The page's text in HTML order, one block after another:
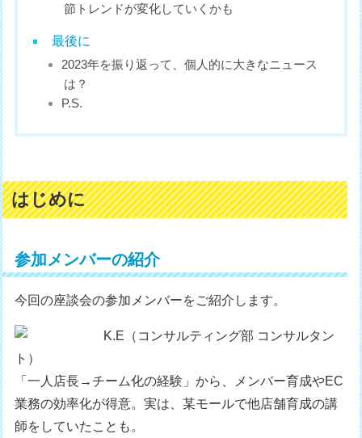
節トレンドが変化していくかも
最後に
2023年を振り返って、個人的に大きなニュース
は？
P.S.
はじめに
参加メンバーの紹介
今回の座談会の参加メンバーをご紹介します。
K.E（コンサルティング部 コンサルタン
ト）
「一人店長→チーム化の経験」から、メンバー育成やEC
業務の効率化が得意。実は、某モールで他店舗育成の講
師をしていたことも。